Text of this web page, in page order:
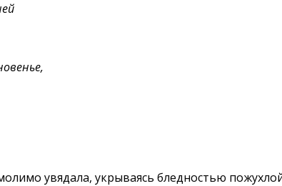
увядала, укрываясь бледностью